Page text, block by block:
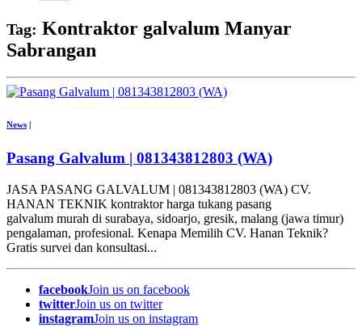
Tag: Kontraktor galvalum Manyar
Sabrangan
News
Pasang Galvalum | 081343812803 (WA)
JASA PASANG GALVALUM | 081343812803 (WA) CV.
HANAN TEKNIK kontraktor harga tukang pasang
galvalum murah di surabaya, sidoarjo, gresik, malang (jawa timur)
pengalaman, profesional. Kenapa Memilih CV. Hanan Teknik?
Gratis survei dan konsultasi...
facebookJoin us on facebook
twitterJoin us on twitter
instagramJoin us on instagram